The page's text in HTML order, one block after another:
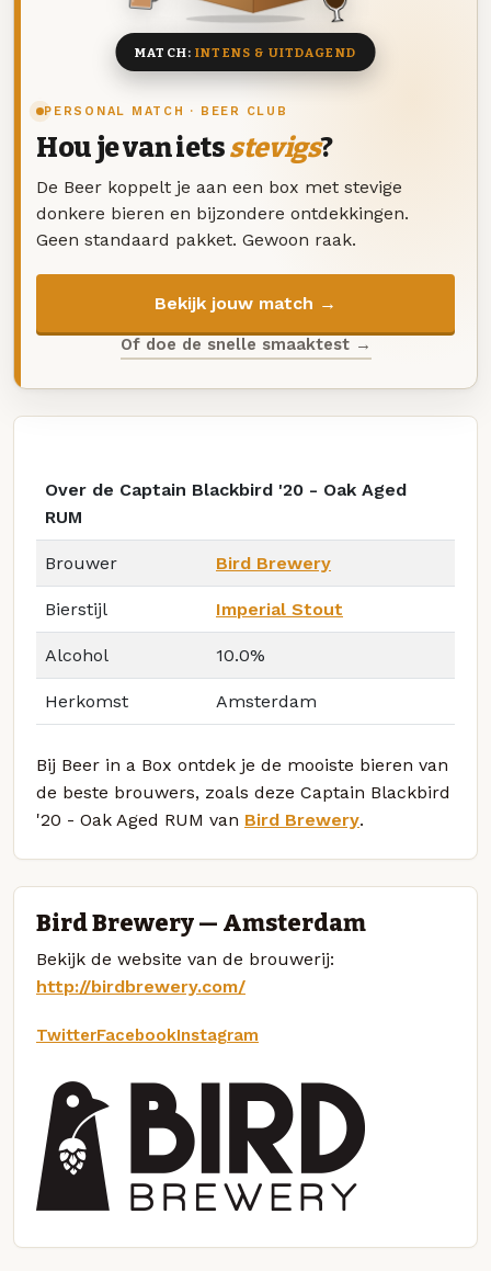
PERSONAL MATCH · BEER CLUB
Hou je van ietsstevigs?
De Beer koppelt je aan een box met stevige
donkere bieren en bijzondere ontdekkingen.
Geen standaard pakket. Gewoon raak.
Bekijk jouw match →
Of doe de snelle smaaktest →
MATCH:INTENS & UITDAGEND
Over de Captain Blackbird '20 - Oak Aged
RUM
Brouwer Bird Brewery
Bierstijl Imperial Stout
Alcohol 10.0%
Herkomst Amsterdam
Bij Beer in a Box ontdek je de mooiste bieren van
de beste brouwers, zoals deze Captain Blackbird
'20 - Oak Aged RUM van Bird Brewery.
Bird Brewery — Amsterdam
Bekijk de website van de brouwerij:
http://birdbrewery.com/
TwitterFacebookInstagram